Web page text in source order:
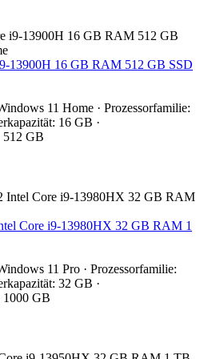
13900H 16 GB RAM 512 GB SSD
11 Home · Prozessorfamilie:
16 GB ·
512 GB
Core i9-13980HX 32 GB RAM 1
11 Pro · Prozessorfamilie:
32 GB ·
1000 GB